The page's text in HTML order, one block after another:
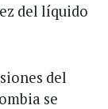
del líquido
del
se